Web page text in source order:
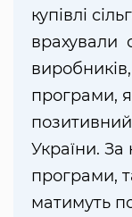
купівлі
врахували
програми,
України.
програми,
матимуть